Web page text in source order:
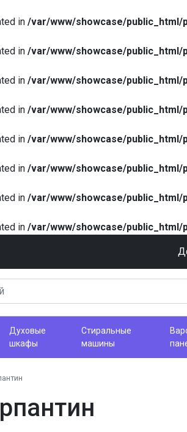
in /var/www/showcase/public_html/
in /var/www/showcase/public_html/
in /var/www/showcase/public_html/
in /var/www/showcase/public_html/
in /var/www/showcase/public_html/
in /var/www/showcase/public_html/
in /var/www/showcase/public_html/
in /var/www/showcase/public_html/
Духовые
шкафы
Стиральные
машины